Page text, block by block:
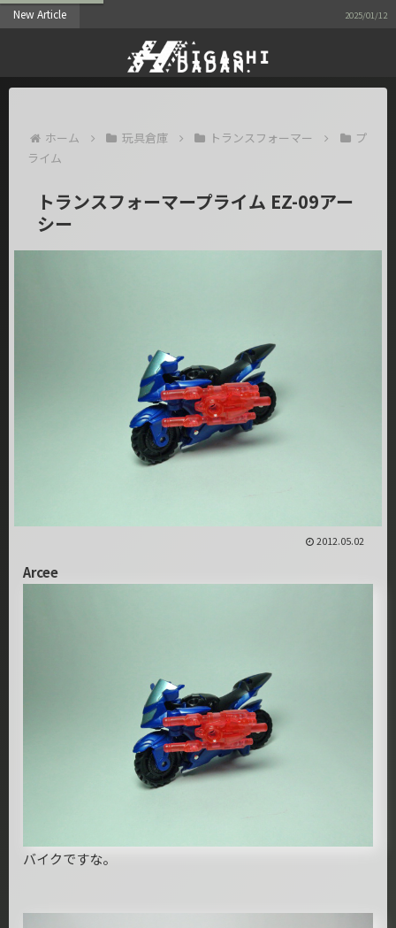
New Article 遅れまして
ホーム 玩具倉庫 トランスフォーマー
プ
ライム
トランスフォーマープライム EZ-09アー
シー
2012.05.02
Arcee
バイクですな。